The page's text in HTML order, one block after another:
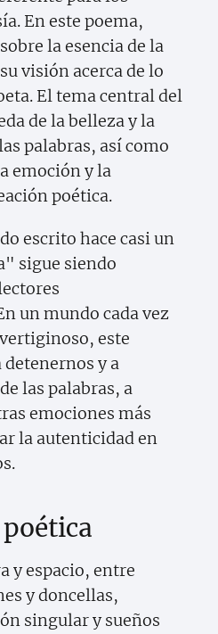
En este poema,
la esencia de la
visión acerca de lo
El tema central del
de la belleza y la
palabras, así como
emoción y la
poética.
escrito hace casi un
sigue siendo
un mundo cada vez
este
y a
las palabras, a
emociones más
la autenticidad en
y espacio, entre
y doncellas,
singular y sueños